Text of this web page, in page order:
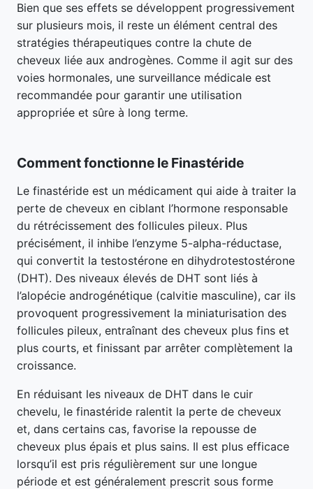
Bien que ses effets se développent progressivement
sur plusieurs mois, il reste un élément central des
stratégies thérapeutiques contre la chute de
cheveux liée aux androgènes. Comme il agit sur des
voies hormonales, une surveillance médicale est
recommandée pour garantir une utilisation
appropriée et sûre à long terme.
Comment fonctionne le Finastéride
Le finastéride est un médicament qui aide à traiter la
perte de cheveux en ciblant l’hormone responsable
du rétrécissement des follicules pileux. Plus
précisément, il inhibe l’enzyme 5-alpha-réductase,
qui convertit la testostérone en dihydrotestostérone
(DHT). Des niveaux élevés de DHT sont liés à
l’alopécie androgénétique (calvitie masculine), car ils
provoquent progressivement la miniaturisation des
follicules pileux, entraînant des cheveux plus fins et
plus courts, et finissant par arrêter complètement la
croissance.
En réduisant les niveaux de DHT dans le cuir
chevelu, le finastéride ralentit la perte de cheveux
et, dans certains cas, favorise la repousse de
cheveux plus épais et plus sains. Il est plus efficace
lorsqu’il est pris régulièrement sur une longue
période et est généralement prescrit sous forme